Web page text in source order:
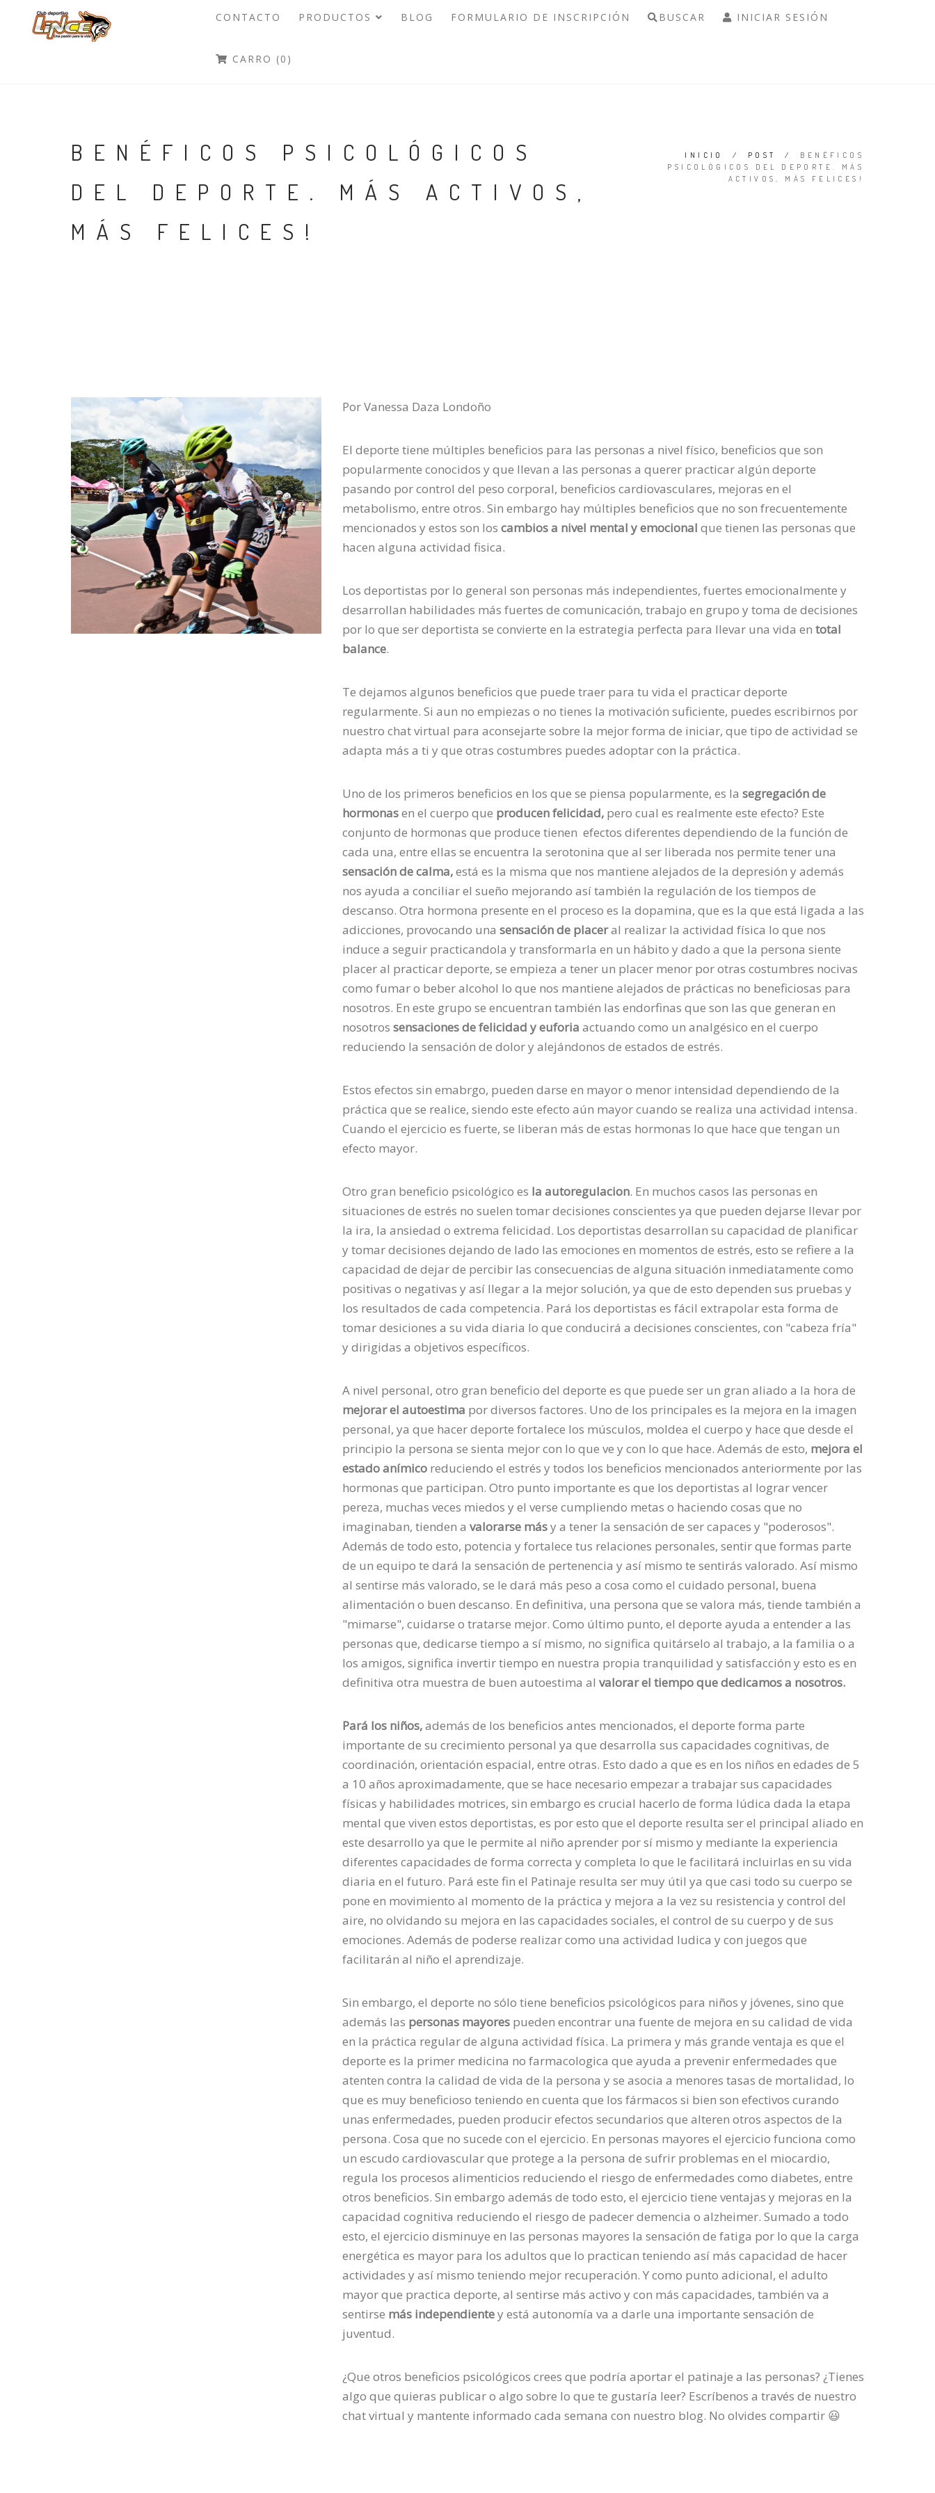
CONTACTO PRODUCTOS BLOG FORMULARIO DE INSCRIPCIÓN BUSCAR INICIAR SESIÓN
CARRO (0)
BENÉFICOS PSICOLÓGICOS
DEL DEPORTE. MÁS ACTIVOS,
MÁS FELICES!
INICIO / POST / BENÉFICOS
PSICOLÓGICOS DEL DEPORTE. MÁS
ACTIVOS, MÁS FELICES!
Por Vanessa Daza Londoño
El deporte tiene múltiples beneficios para las personas a nivel físico, beneficios que son
popularmente conocidos y que llevan a las personas a querer practicar algún deporte
pasando por control del peso corporal, beneficios cardiovasculares, mejoras en el
metabolismo, entre otros. Sin embargo hay múltiples beneficios que no son frecuentemente
mencionados y estos son los cambios a nivel mental y emocional que tienen las personas que
hacen alguna actividad fisica.
Los deportistas por lo general son personas más independientes, fuertes emocionalmente y
desarrollan habilidades más fuertes de comunicación, trabajo en grupo y toma de decisiones
por lo que ser deportista se convierte en la estrategia perfecta para llevar una vida en total
balance.
Te dejamos algunos beneficios que puede traer para tu vida el practicar deporte
regularmente. Si aun no empiezas o no tienes la motivación suficiente, puedes escribirnos por
nuestro chat virtual para aconsejarte sobre la mejor forma de iniciar, que tipo de actividad se
adapta más a ti y que otras costumbres puedes adoptar con la práctica.
Uno de los primeros beneficios en los que se piensa popularmente, es la segregación de
hormonasen el cuerpo que producen felicidad, pero cual es realmente este efecto? Este
conjunto de hormonas que produce tienen efectos diferentes dependiendo de la función de
cada una, entre ellas se encuentra la serotonina que al ser liberada nos permite tener una
sensación de calma,está es la misma que nos mantiene alejados de la depresión y además
nos ayuda a conciliar el sueño mejorando así también la regulación de los tiempos de
descanso. Otra hormona presente en el proceso es la dopamina, que es la que está ligada a las
adicciones, provocando una sensación de placeral realizar la actividad física lo que nos
induce a seguir practicandola y transformarla en un hábito y dado a que la persona siente
placer al practicar deporte, se empieza a tener un placer menor por otras costumbres nocivas
como fumar o beber alcohol lo que nos mantiene alejados de prácticas no beneficiosas para
nosotros. En este grupo se encuentran también las endorfinas que son las que generan en
nosotros sensaciones de felicidad y euforia actuando como un analgésico en el cuerpo
reduciendo la sensación de dolor y alejándonos de estados de estrés.
Estos efectos sin emabrgo, pueden darse en mayor o menor intensidad dependiendo de la
práctica que se realice, siendo este efecto aún mayor cuando se realiza una actividad intensa.
Cuando el ejercicio es fuerte, se liberan más de estas hormonas lo que hace que tengan un
efecto mayor.
Otro gran beneficio psicológico es la autoregulacion. En muchos casos las personas en
situaciones de estrés no suelen tomar decisiones conscientes ya que pueden dejarse llevar por
la ira, la ansiedad o extrema felicidad. Los deportistas desarrollan su capacidad de planificar
y tomar decisiones dejando de lado las emociones en momentos de estrés, esto se refiere a la
capacidad de dejar de percibir las consecuencias de alguna situación inmediatamente como
positivas o negativas y así llegar a la mejor solución, ya que de esto dependen sus pruebas y
los resultados de cada competencia. Pará los deportistas es fácil extrapolar esta forma de
tomar desiciones a su vida diaria lo que conducirá a decisiones conscientes, con "cabeza fría"
y dirigidas a objetivos específicos.
A nivel personal, otro gran beneficio del deporte es que puede ser un gran aliado a la hora de
mejorar el autoestima por diversos factores. Uno de los principales es la mejora en la imagen
personal, ya que hacer deporte fortalece los músculos, moldea el cuerpo y hace que desde el
principio la persona se sienta mejor con lo que ve y con lo que hace. Además de esto, mejora el
estado anímico reduciendo el estrés y todos los beneficios mencionados anteriormente por las
hormonas que participan. Otro punto importante es que los deportistas al lograr vencer
pereza, muchas veces miedos y el verse cumpliendo metas o haciendo cosas que no
imaginaban, tienden a valorarse másy a tener la sensación de ser capaces y "poderosos".
Además de todo esto, potencia y fortalece tus relaciones personales, sentir que formas parte
de un equipo te dará la sensación de pertenencia y así mismo te sentirás valorado. Así mismo
al sentirse más valorado, se le dará más peso a cosa como el cuidado personal, buena
alimentación o buen descanso. En definitiva, una persona que se valora más, tiende también a
"mimarse", cuidarse o tratarse mejor. Como último punto, el deporte ayuda a entender a las
personas que, dedicarse tiempo a sí mismo, no significa quitárselo al trabajo, a la familia o a
los amigos, significa invertir tiempo en nuestra propia tranquilidad y satisfacción y esto es en
definitiva otra muestra de buen autoestima al valorar el tiempo que dedicamos a nosotros.
Pará los niños,además de los beneficios antes mencionados, el deporte forma parte
importante de su crecimiento personal ya que desarrolla sus capacidades cognitivas, de
coordinación, orientación espacial, entre otras. Esto dado a que es en los niños en edades de 5
a 10 años aproximadamente, que se hace necesario empezar a trabajar sus capacidades
físicas y habilidades motrices, sin embargo es crucial hacerlo de forma lúdica dada la etapa
mental que viven estos deportistas, es por esto que el deporte resulta ser el principal aliado en
este desarrollo ya que le permite al niño aprender por sí mismo y mediante la experiencia
diferentes capacidades de forma correcta y completa lo que le facilitará incluirlas en su vida
diaria en el futuro. Pará este fin el Patinaje resulta ser muy útil ya que casi todo su cuerpo se
pone en movimiento al momento de la práctica y mejora a la vez su resistencia y control del
aire, no olvidando su mejora en las capacidades sociales, el control de su cuerpo y de sus
emociones. Además de poderse realizar como una actividad ludica y con juegos que
facilitarán al niño el aprendizaje.
Sin embargo, el deporte no sólo tiene beneficios psicológicos para niños y jóvenes, sino que
además las personas mayores pueden encontrar una fuente de mejora en su calidad de vida
en la práctica regular de alguna actividad física. La primera y más grande ventaja es que el
deporte es la primer medicina no farmacologica que ayuda a prevenir enfermedades que
atenten contra la calidad de vida de la persona y se asocia a menores tasas de mortalidad, lo
que es muy beneficioso teniendo en cuenta que los fármacos si bien son efectivos curando
unas enfermedades, pueden producir efectos secundarios que alteren otros aspectos de la
persona. Cosa que no sucede con el ejercicio. En personas mayores el ejercicio funciona como
un escudo cardiovascular que protege a la persona de sufrir problemas en el miocardio,
regula los procesos alimenticios reduciendo el riesgo de enfermedades como diabetes, entre
otros beneficios. Sin embargo además de todo esto, el ejercicio tiene ventajas y mejoras en la
capacidad cognitiva reduciendo el riesgo de padecer demencia o alzheimer. Sumado a todo
esto, el ejercicio disminuye en las personas mayores la sensación de fatiga por lo que la carga
energética es mayor para los adultos que lo practican teniendo así más capacidad de hacer
actividades y así mismo teniendo mejor recuperación. Y como punto adicional, el adulto
mayor que practica deporte, al sentirse más activo y con más capacidades, también va a
sentirse más independientey está autonomía va a darle una importante sensación de
juventud.
¿Que otros beneficios psicológicos crees que podría aportar el patinaje a las personas? ¿Tienes
algo que quieras publicar o algo sobre lo que te gustaría leer? Escríbenos a través de nuestro
chat virtual y mantente informado cada semana con nuestro blog. No olvides compartir 😃